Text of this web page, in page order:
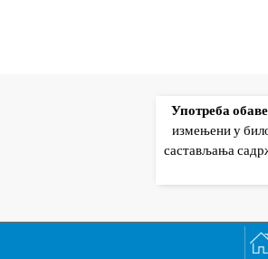
Употреба
измењени у
састављања